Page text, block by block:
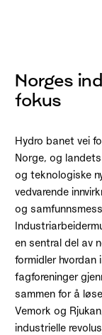
Norges
fokus
Hydro banet vei
Norge, og
og teknologiske
vedvarende
og
en sentral del av
formidler hvordan
fagforeninger
sammen for å
Vemork og
industrielle